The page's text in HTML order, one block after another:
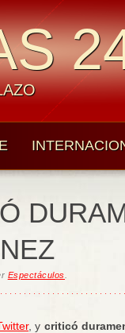
Espectáculos
, y criticó